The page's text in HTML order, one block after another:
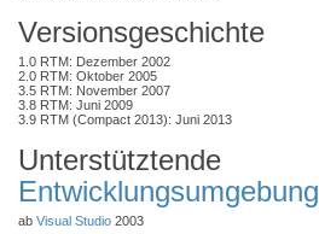
Versionsgeschichte
1.0 RTM: Dezember 2002
2.0 RTM: Oktober 2005
3.5 RTM: November 2007
3.8 RTM: Juni 2009
3.9 RTM (Compact 2013): Juni 2013
Unterstütztende
Entwicklungsumgebung
ab Visual Studio 2003